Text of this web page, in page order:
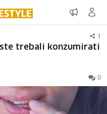
1
trebali konzumirati
0